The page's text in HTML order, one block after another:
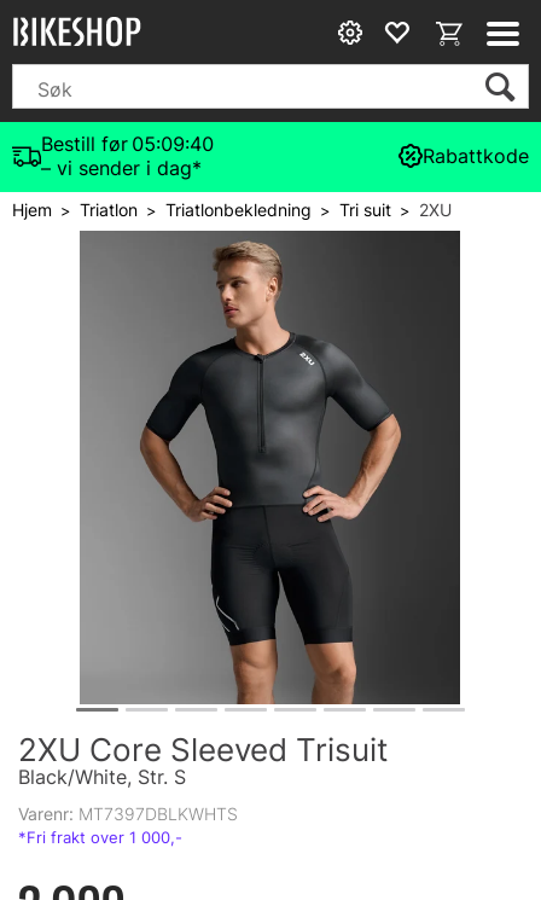
Bestill før 05:09:40
– vi sender i dag*
Rabattkode
Hjem>Triatlon>Triatlonbekledning >Tri suit> 2XU
2XU Core Sleeved Trisuit
Black/White, Str. S
Varenr: MT7397DBLKWHTS